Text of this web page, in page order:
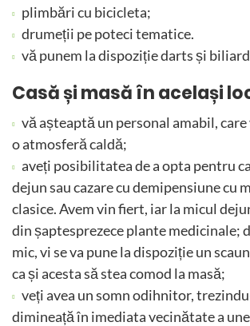
plimbări cu bicicleta;
drumeții pe poteci tematice.
vă punem la dispoziție darts și biliard
Casă și masă în același
vă așteaptă un personal amabil,
o atmosferă caldă;
aveți posibilitatea de a opta pentru
dejun sau cazare cu demipensiune cu
clasice. Avem vin fiert, iar la micul
din șaptesprezece plante medicinale;
mic, vi se va pune la dispoziție un
ca și acesta să stea comod la masă;
veți avea un somn odihnitor,
dimineață în imediata vecinătate a